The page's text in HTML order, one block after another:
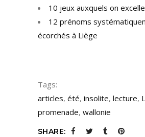
10 jeux auxquels on
12 prénoms
écorchés à Liège
Tags:
articles, été, insolite, lecture,
promenade, wallonie
SHARE: